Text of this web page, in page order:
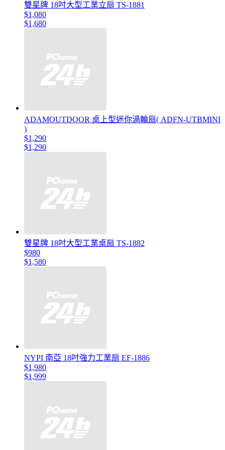
雙星牌 18吋大型工業立扇 TS-1881
$1,080
$1,680
ADAMOUTDOOR 桌上型迷你渦輪扇( ADFN-UTBMINI
)
$1,290
$1,290
雙星牌 18吋大型工業桌扇 TS-1882
$980
$1,580
NYPI 南亞 18吋強力工業扇 EF-1886
$1,980
$1,999